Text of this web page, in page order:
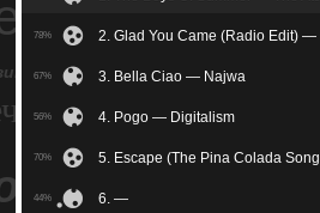
ностальгия
экстрим
78% 2. Glad You Came (Radio Edit) —
67% 3. Bella Ciao — Najwa
56% 4. Pogo — Digitalism
70% 5. Escape (The Pina Colada
44% 6. —